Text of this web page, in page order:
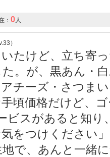
： 0人
）
たけど、立ち寄
。が、黒あん・
チーズ・さつま
頃価格だけど、
ビスがあると知
気をつけください
で、あんと一緒